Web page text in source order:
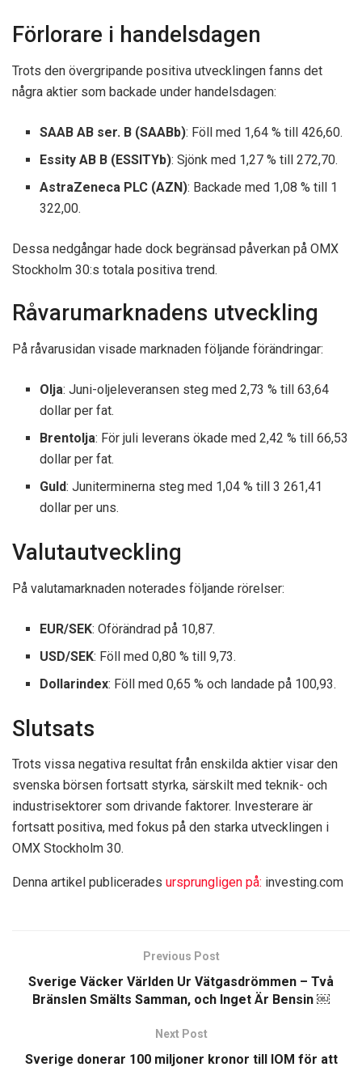
Förlorare i handelsdagen
Trots den övergripande positiva utvecklingen fanns det
några aktier som backade under handelsdagen:
SAAB AB ser. B (SAABb): Föll med 1,64 % till 426,60.
Essity AB B (ESSITYb): Sjönk med 1,27 % till 272,70.
AstraZeneca PLC (AZN): Backade med 1,08 % till 1
322,00.
Dessa nedgångar hade dock begränsad påverkan på OMX
Stockholm 30:s totala positiva trend.
Råvarumarknadens utveckling
På råvarusidan visade marknaden följande förändringar:
Olja: Juni-oljeleveransen steg med 2,73 % till 63,64
dollar per fat.
Brentolja: För juli leverans ökade med 2,42 % till 66,53
dollar per fat.
Guld: Juniterminerna steg med 1,04 % till 3 261,41
dollar per uns.
Valutautveckling
På valutamarknaden noterades följande rörelser:
EUR/SEK: Oförändrad på 10,87.
USD/SEK: Föll med 0,80 % till 9,73.
Dollarindex: Föll med 0,65 % och landade på 100,93.
Slutsats
Trots vissa negativa resultat från enskilda aktier visar den
svenska börsen fortsatt styrka, särskilt med teknik- och
industrisektorer som drivande faktorer. Investerare är
fortsatt positiva, med fokus på den starka utvecklingen i
OMX Stockholm 30.
Denna artikel publicerades ursprungligen på: investing.com
Previous Post
Sverige Väcker Världen Ur Vätgasdrömmen – Två
Bränslen Smälts Samman, och Inget Är Bensin ￼
Next Post
Sverige donerar 100 miljoner kronor till IOM för att